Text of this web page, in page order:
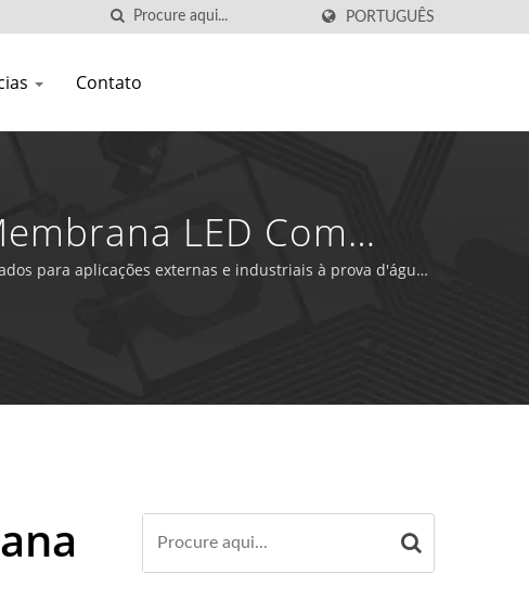
PORTUGUÊS
Contato
LED Com
para aplicações externas e industriais à prova d'água,